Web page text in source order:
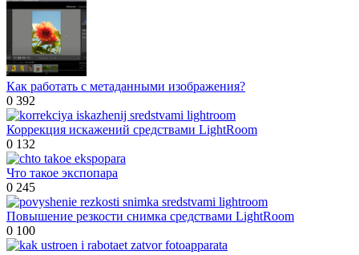
Как работать с метаданными изображения?
0 392
Коррекция искажений средствами LightRoom
0 132
Что такое экспопара
0 245
Повышение резкости снимка средствами LightRoom
0 100